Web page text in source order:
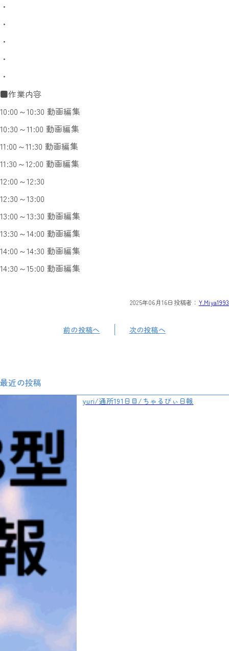
・
・
・
・
・
■作業内容
10:00～10:30 動画編集
10:30～11:00 動画編集
11:00～11:30 動画編集
11:30～12:00 動画編集
12:00～12:30
12:30～13:00
13:00～13:30 動画編集
13:30～14:00 動画編集
14:00～14:30 動画編集
14:30～15:00 動画編集
2025年06月16日 投稿者： Y.Miya1993
前の投稿へ 次の投稿へ
最近の投稿
yuri/通所191日目/ちゃるびぃ日報